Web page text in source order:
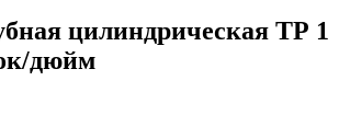
цилиндрическая ТР 1
дюйм